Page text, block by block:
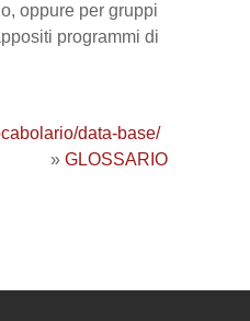
oppure per gruppi
programmi di
data-base/
» GLOSSARIO